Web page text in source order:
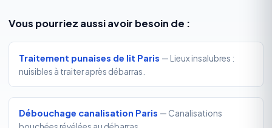
Vous pourriez aussi avoir besoin de :
Traitement punaises de lit Paris — Lieux insalubres :
nuisibles à traiter après débarras.
Débouchage canalisation Paris — Canalisations